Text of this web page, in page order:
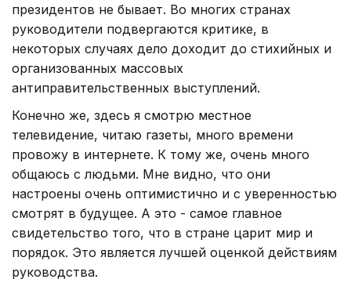
президентов не бывает. Во многих странах
руководители подвергаются критике, в
некоторых случаях дело доходит до стихийных и
организованных массовых
антиправительственных выступлений.
Конечно же, здесь я смотрю местное
телевидение, читаю газеты, много времени
провожу в интернете. К тому же, очень много
общаюсь с людьми. Мне видно, что они
настроены очень оптимистично и с уверенностью
смотрят в будущее. А это - самое главное
свидетельство того, что в стране царит мир и
порядок. Это является лучшей оценкой действиям
руководства.